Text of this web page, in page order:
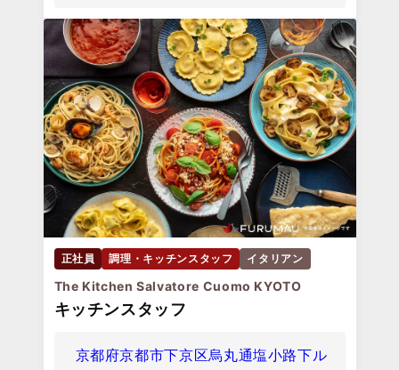
正社員 調理・キッチンスタッフ イタリアン
The Kitchen Salvatore Cuomo KYOTO
キッチンスタッフ
京都府京都市下京区烏丸通塩小路下ル